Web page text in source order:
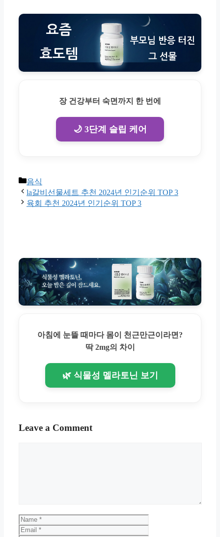
장 건강부터 숙면까지 한 번에
🌙 3단계 슬립 케어
Categories
음식
la갈비선물세트 추천 2024년 인기순위 TOP 3
육회 추천 2024년 인기순위 TOP 3
아침에 눈뜰 때마다 몸이 천근만근이라면?
딱 2mg의 차이
🌿 식물성 멜라토닌 보기
Leave a Comment
Name